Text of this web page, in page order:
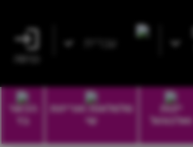
עברית
יינות
ואלכוהול
סלסלאות ואריזות
שי
הכשר
בד